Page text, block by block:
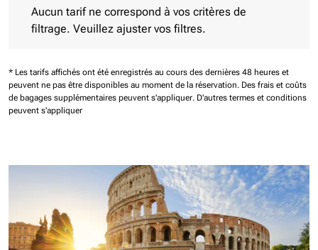
Aucun tarif ne correspond à vos critères de
filtrage. Veuillez ajuster vos filtres.
* Les tarifs affichés ont été enregistrés au cours des dernières 48 heures et
peuvent ne pas être disponibles au moment de la réservation. Des frais et coûts
de bagages supplémentaires peuvent s'appliquer. D'autres termes et conditions
peuvent s'appliquer